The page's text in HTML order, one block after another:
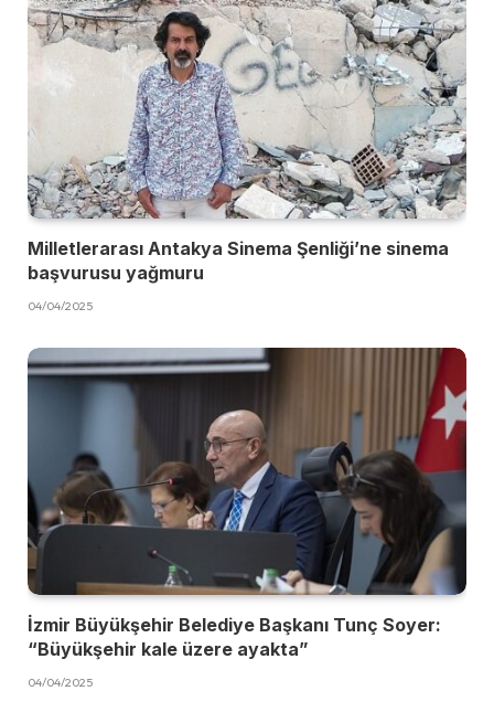
Milletlerarası Antakya Sinema Şenliği’ne sinema
başvurusu yağmuru
04/04/2025
İzmir Büyükşehir Belediye Başkanı Tunç Soyer:
“Büyükşehir kale üzere ayakta”
04/04/2025